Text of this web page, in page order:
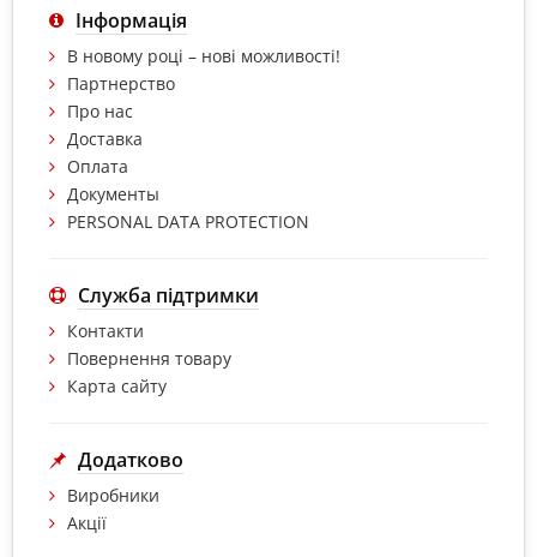
Інформація
В новому році – нові можливості!
Партнерство
Про нас
Доставка
Оплата
Документы
PERSONAL DATA PROTECTION
Служба підтримки
Контакти
Повернення товару
Карта сайту
Додатково
Виробники
Акції